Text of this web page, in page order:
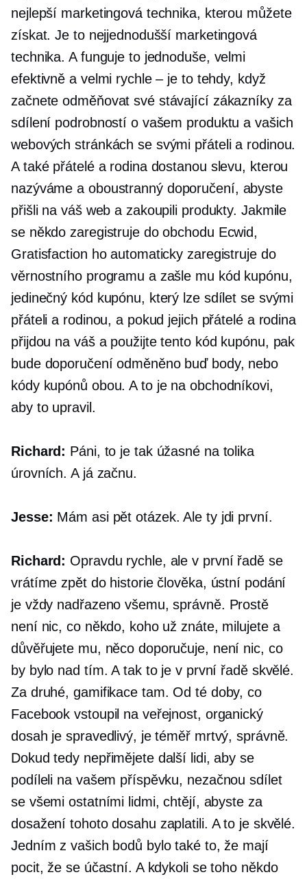
nejlepší marketingová technika, kterou můžete
získat. Je to nejjednodušší marketingová
technika. A funguje to jednoduše, velmi
efektivně a velmi rychle – je to tehdy, když
začnete odměňovat své stávající zákazníky za
sdílení podrobností o vašem produktu a vašich
webových stránkách se svými přáteli a rodinou.
A také přátelé a rodina dostanou slevu, kterou
nazýváme a oboustrannýdoporučení, abyste
přišli na váš web a zakoupili produkty. Jakmile
se někdo zaregistruje do obchodu Ecwid,
Gratisfaction ho automaticky zaregistruje do
věrnostního programu a zašle mu kód kupónu,
jedinečný kód kupónu, který lze sdílet se svými
přáteli a rodinou, a pokud jejich přátelé a rodina
přijdou na váš a použijte tento kód kupónu, pak
bude doporučení odměněno buď body, nebo
kódy kupónů obou. A to je na obchodníkovi,
aby to upravil.
Richard: Páni, to je tak úžasné na tolika
úrovních. A já začnu.
Jesse: Mám asi pět otázek. Ale ty jdi první.
Richard: Opravdu rychle, ale v první řadě se
vrátíme zpět do historie člověka, ústní podání
je vždy nadřazeno všemu, správně. Prostě
není nic, co někdo, koho už znáte, milujete a
důvěřujete mu, něco doporučuje, není nic, co
by bylo nad tím. A tak to je v první řadě skvělé.
Za druhé, gamifikace tam. Od té doby, co
Facebook vstoupil na veřejnost, organický
dosah je spravedlivý, je téměř mrtvý, správně.
Dokud tedy nepřimějete další lidi, aby se
podíleli na vašem příspěvku, nezačnou sdílet
se všemi ostatními lidmi, chtějí, abyste za
dosažení tohoto dosahu zaplatili. A to je skvělé.
Jedním z vašich bodů bylo také to, že mají
pocit, že se účastní. A kdykoli se toho někdo